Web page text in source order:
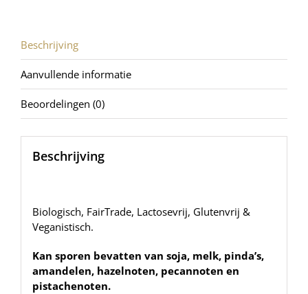
Beschrijving
Aanvullende informatie
Beoordelingen (0)
Beschrijving
Biologisch, FairTrade, Lactosevrij, Glutenvrij &
Veganistisch.
Kan sporen bevatten van soja, melk, pinda’s,
amandelen, hazelnoten, pecannoten en
pistachenoten.